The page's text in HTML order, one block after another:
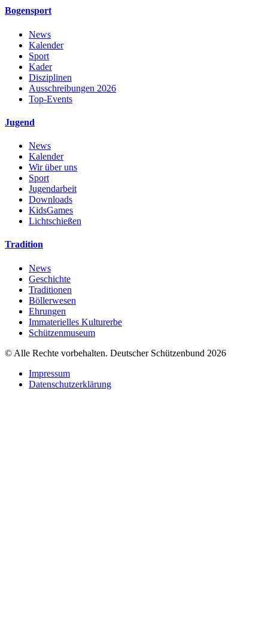
Bogensport
News
Kalender
Sport
Kader
Disziplinen
Ausschreibungen 2026
Top-Events
Jugend
News
Kalender
Wir über uns
Sport
Jugendarbeit
Downloads
KidsGames
Lichtschießen
Tradition
News
Geschichte
Traditionen
Böllerwesen
Ehrungen
Immaterielles Kulturerbe
Schützenmuseum
© Alle Rechte vorbehalten. Deutscher Schützenbund 2026
Impressum
Datenschutzerklärung